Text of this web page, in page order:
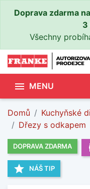
Doprava zdarma
3
Všechny
 MENU
Domů Kuchyňské
Dřezy s odkapem
DOPRAVA ZDARMA
star NÁŠ TIP